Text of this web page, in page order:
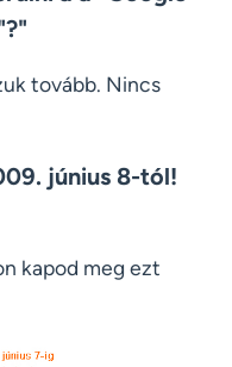
tovább. Nincs
június 8-tól!
kapod meg ezt